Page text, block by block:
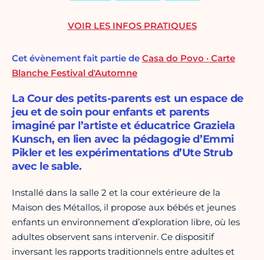
Cet évènement fait partie de Casa do Povo · Carte
Blanche Festival d'Automne
La Cour des petits-parents est un espace de
jeu et de soin pour enfants et parents
imaginé par l’artiste et éducatrice Graziela
Kunsch, en lien avec la pédagogie d’Emmi
Pikler et les expérimentations d’Ute Strub
avec le sable.
Installé dans la salle 2 et la cour extérieure de la
Maison des Métallos, il propose aux bébés et jeunes
enfants un environnement d’exploration libre, où les
adultes observent sans intervenir. Ce dispositif
inversant les rapports traditionnels entre adultes et
VOIR LES INFOS PRATIQUES